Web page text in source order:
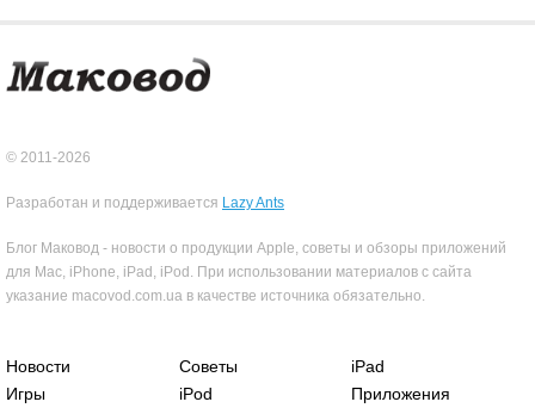
© 2011-2026
Разработан и поддерживается Lazy Ants
Блог Маковод - новости о продукции Apple, советы и обзоры приложений
для Mac, iPhone, iPad, iPod. При использовании материалов с сайта
указание macovod.com.ua в качестве источника обязательно.
Новости Советы
iPad
Игры
iPod Приложения